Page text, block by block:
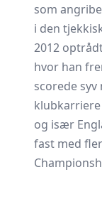
som
i den
2012
hvor han
scorede syv
og især
fast med